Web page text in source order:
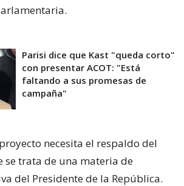
Parisi dice que Kast "queda corto"
con presentar ACOT: "Está
faltando a sus promesas de
campaña"
necesita el respaldo del
se trata de una materia de
del Presidente de la República.